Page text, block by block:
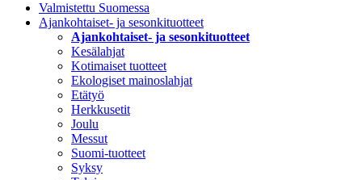
Valmistettu Suomessa
Ajankohtaiset- ja sesonkituotteet
Ajankohtaiset- ja sesonkituotteet
Kesälahjat
Kotimaiset tuotteet
Ekologiset mainoslahjat
Etätyö
Herkkusetit
Joulu
Messut
Suomi-tuotteet
Syksy